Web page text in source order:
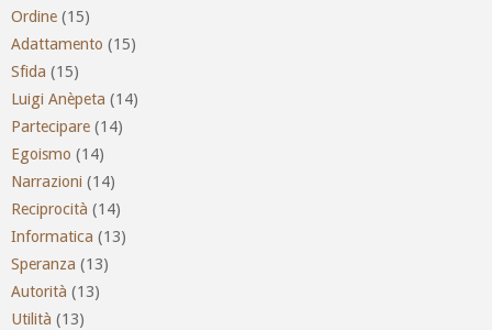
Ordine (15)
Adattamento (15)
Sfida (15)
Luigi Anèpeta (14)
Partecipare (14)
Egoismo (14)
Narrazioni (14)
Reciprocità (14)
Informatica (13)
Speranza (13)
Autorità (13)
Utilità (13)